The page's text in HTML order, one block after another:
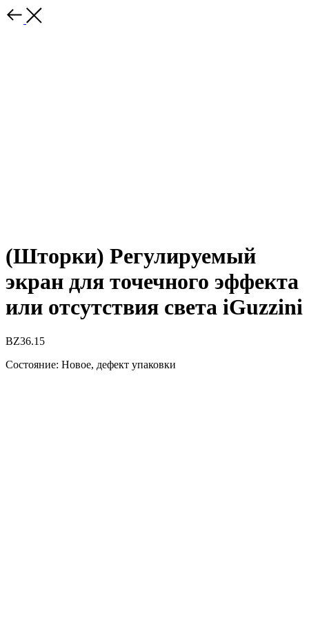
(Шторки) Регулируемый
экран для точечного эффекта
или отсутствия света iGuzzini
BZ36.15
Состояние: Новое, дефект упаковки